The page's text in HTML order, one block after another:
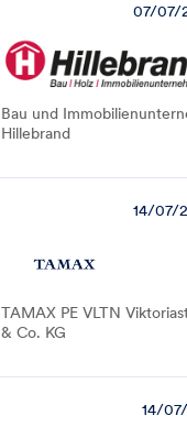
07/07/
Bau und
Hillebrand
14/07/
TAMAX PE VLTN
& Co. KG
14/